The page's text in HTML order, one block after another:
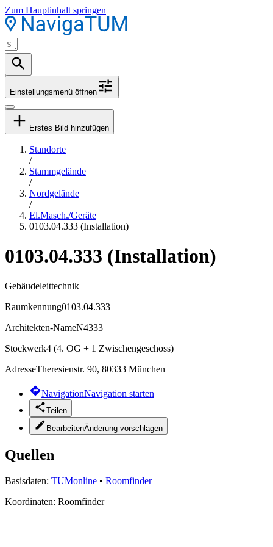
Zum Hauptinhalt springen
Einstellungsmenü öffnen
Erstes Bild hinzufügen
Standorte
/
Stammgelände
/
Nordgelände
/
El.Masch./Geräte
0103.04.333 (Installation)
0103.04.333 (Installation)
Gebäudeleittechnik
Raumkennung0103.04.333
Architekten-NameN4333
Stockwerk4 (4. OG + 1 Zwischengeschoss)
AdresseTheresienstr. 90, 80333 München
NavigationNavigation starten
Teilen
BearbeitenÄnderung vorschlagen
Quellen
Basisdaten: TUMonline • Roomfinder
Koordinaten: Roomfinder